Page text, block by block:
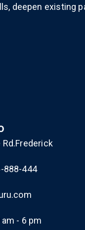
deepen existing
Rd.Frederick
888-444
am - 6 pm